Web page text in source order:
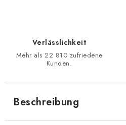
Verlässlichkeit
Mehr als 22 810 zufriedene
Kunden.
Beschreibung